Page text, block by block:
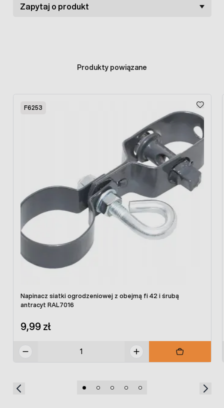
Zapytaj o produkt
Produkty powiązane
F6253
Napinacz siatki ogrodzeniowej z obejmą fi 42 i śrubą
antracyt RAL7016
9,99 zł